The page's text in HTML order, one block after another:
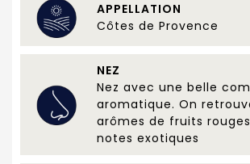
APPELLATION
Côtes de Provence
NEZ
Nez avec une belle
aromatique. On
arômes de fruits
notes exotiques